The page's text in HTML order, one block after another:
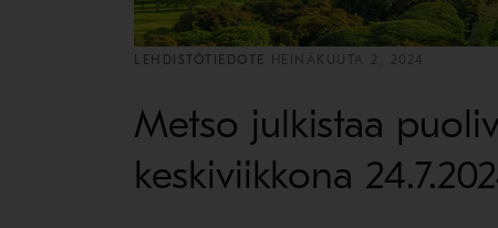
LEHDISTÖTIEDOTE HEINÄKUUTA 2, 2024
Metso julkistaa
keskiviikkona